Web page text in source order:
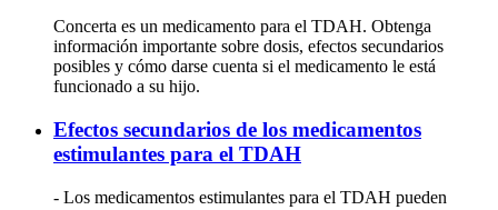
Concerta es un medicamento para el TDAH. Obtenga
información importante sobre dosis, efectos secundarios
posibles y cómo darse cuenta si el medicamento le está
funcionado a su hijo.
Efectos secundarios de los medicamentos
estimulantes para el TDAH
- Los medicamentos estimulantes para el TDAH pueden